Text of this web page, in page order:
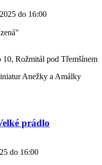
do 16:00
10, Rožmitál pod Třemšínem
Anežky a Amálky
prádlo
do 16:00